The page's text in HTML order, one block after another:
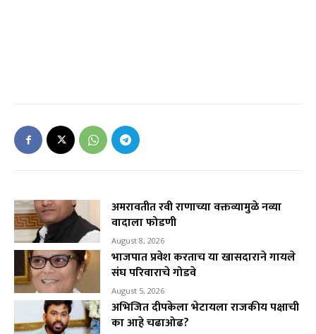
अमरावतीत रवी राणाच्या वक्तव्यामुळे नव्या
वादाला फोडणी
August 8, 2026
भाजपात प्रवेश करताच या खासदाराने गायले
संघ परिवाराचे गोडवे
August 5, 2026
अभिजित दीपकेला भेटायला राजकीय पक्षाची
का आहे चढाओढ?